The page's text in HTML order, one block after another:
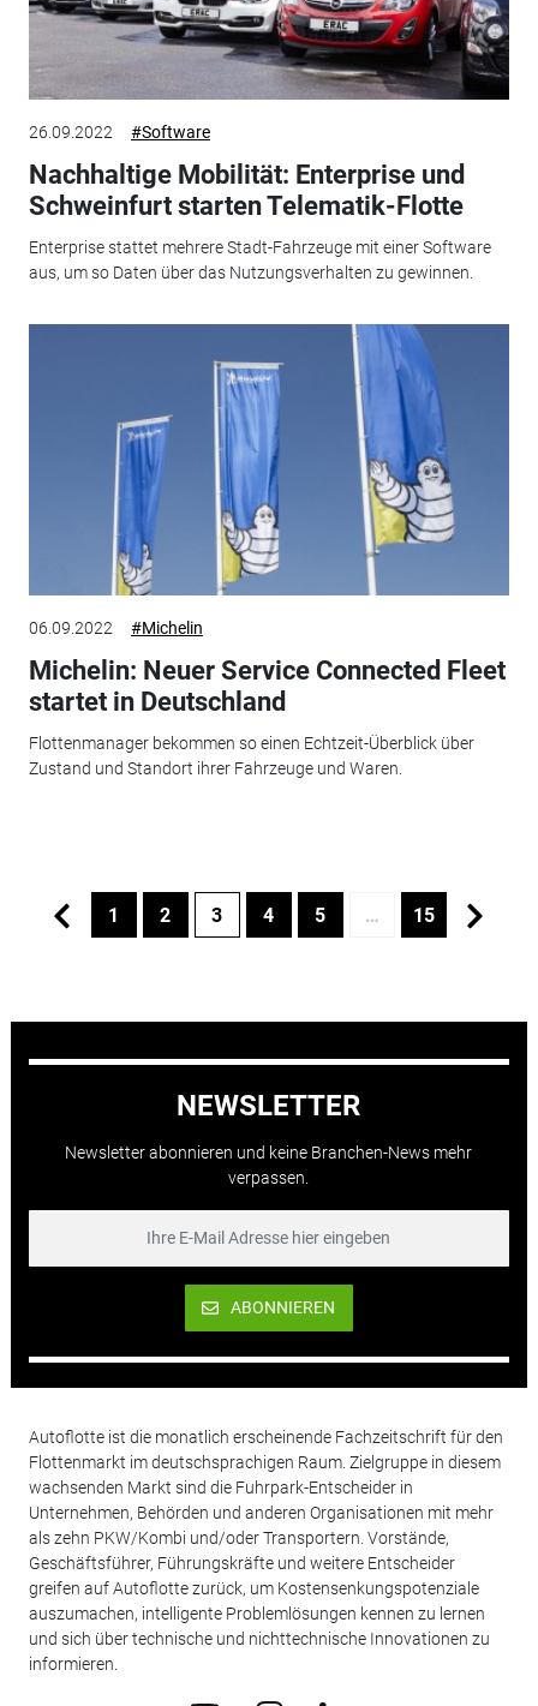
26.09.2022 #Software
Nachhaltige Mobilität: Enterprise und
Schweinfurt starten Telematik-Flotte
Enterprise stattet mehrere Stadt-Fahrzeuge mit einer Software
aus, um so Daten über das Nutzungsverhalten zu gewinnen.
06.09.2022 #Michelin
Michelin: Neuer Service Connected Fleet
startet in Deutschland
Flottenmanager bekommen so einen Echtzeit-Überblick über
Zustand und Standort ihrer Fahrzeuge und Waren.
1 2 3 4 5 … 15
NEWSLETTER
Newsletter abonnieren und keine Branchen-News mehr
verpassen.
ABONNIEREN
Autoflotte ist die monatlich erscheinende Fachzeitschrift für den
Flottenmarkt im deutschsprachigen Raum. Zielgruppe in diesem
wachsenden Markt sind die Fuhrpark-Entscheider in
Unternehmen, Behörden und anderen Organisationen mit mehr
als zehn PKW/Kombi und/oder Transportern. Vorstände,
Geschäftsführer, Führungskräfte und weitere Entscheider
greifen auf Autoflotte zurück, um Kostensenkungspotenziale
auszumachen, intelligente Problemlösungen kennen zu lernen
und sich über technische und nichttechnische Innovationen zu
informieren.